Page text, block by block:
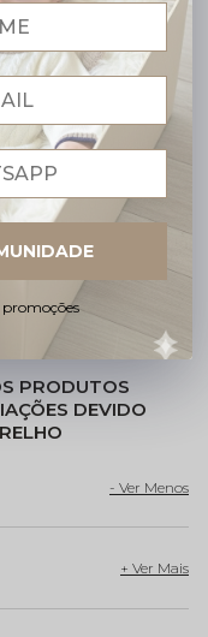
É MAIS MACIA E
A PELE SENSÍVEL
ACRÍLICA TEM
TÉRMICO
MEDIDA CERTA
PRÁTICO E
A COR E O
PRODUTOS
DEVIDO